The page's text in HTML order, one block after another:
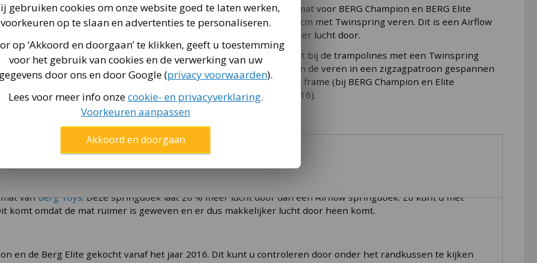
Vervangende springmat voor BERG Champion en BERG Elite
trampolines van 380 cm met Twinspring veren. Dit is een Airflow
Pro doek, laat dus meer lucht door.
Deze springmat hoort bij de trampolines met een Twinspring
systeem. Hierbij staan de veren in een zigzagpatroon gespannen
tussen de mat en het frame (bij BERG Champion en Elite
trampolines sinds 2016).
vanBerg Toys. Deze springdoek laat 20 % meer lucht door dan een Airflow springdoek. Zo kunt u met
komt omdat de mat ruimer is geweven en er dus makkelijker lucht door heen komt.
en de Berg Elite gekocht vanaf het jaar 2016. Dit kunt u controleren door onder het randkussen te kijken
gebruiken cookies om onze website goed te laten werken,
voorkeuren op te slaan en advertenties te personaliseren.
op ‘Akkoord en doorgaan’ te klikken, geeft u toestemming
voor het gebruik van cookies en de verwerking van uw
gegevens door ons en door Google (privacy voorwaarden).
Lees voor meer info onzecookie- en privacyverklaring.
Voorkeuren aanpassen
Akkoord en doorgaan